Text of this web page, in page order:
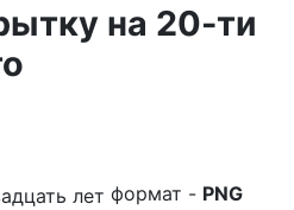
на 20-ти
формат - PNG